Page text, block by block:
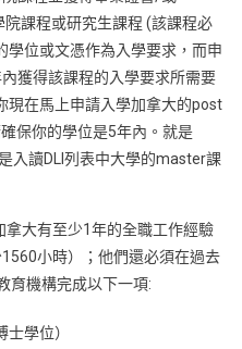
課程或研究生課程 (該課程必
學位或文憑作為入學要求，而申
獲得該課程的入學要求所需要
現在馬上申請入學加拿大的post
保你的學位是5年內。就是
入讀DLI列表中大學的master課
拿大有至少1年的全職工作經驗
小時）；他們還必須在過去
育機構完成以下一項:
學位）